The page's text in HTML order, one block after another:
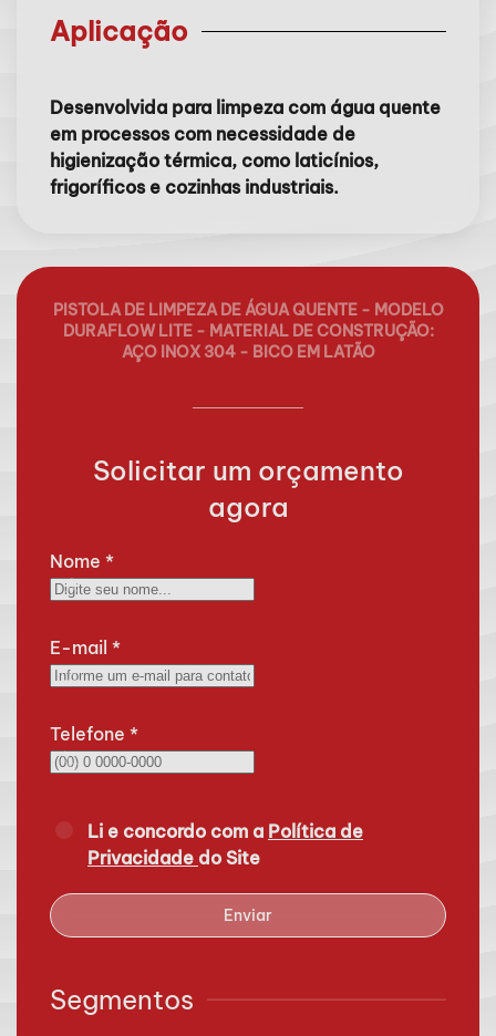
Aplicação
Desenvolvida para limpeza com água quente
em processos com necessidade de
higienização térmica, como laticínios,
frigoríficos e cozinhas industriais.
PISTOLA DE LIMPEZA DE ÁGUA QUENTE - MODELO
DURAFLOW LITE - MATERIAL DE CONSTRUÇÃO:
AÇO INOX 304 - BICO EM LATÃO
Solicitar um orçamento
agora
Nome *
E-mail *
Telefone *
Li e concordo com a Política de
Privacidade do Site
Enviar
Segmentos